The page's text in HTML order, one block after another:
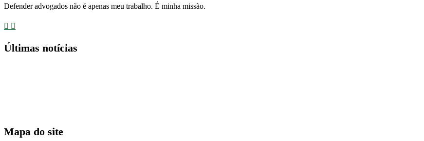
Defender advogados não é apenas meu trabalho. É minha missão.
Últimas notícias
Mapa do site